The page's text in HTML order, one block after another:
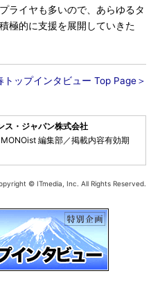
ライヤも多いので、あらゆるタ
極的に支援を展開していきた
トップインタビュー Top Page＞
ス・ジャパン株式会社
編集部／掲載内容有効期
© ITmedia, Inc. All Rights Reserved.